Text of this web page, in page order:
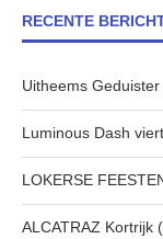
RECENTE
Uitheems
Luminous Dash
LOKERSE
ALCATRAZ Kortrijk